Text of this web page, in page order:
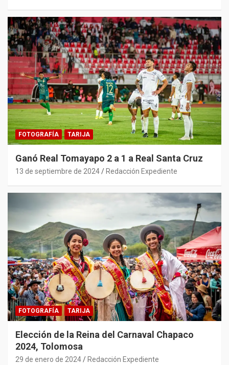
FOTOGRAFÍA TARIJA
Ganó Real Tomayapo 2 a 1 a Real Santa Cruz
13 de septiembre de 2024 Redacción Expediente
FOTOGRAFÍA TARIJA
Elección de la Reina del Carnaval Chapaco
2024, Tolomosa
29 de enero de 2024 Redacción Expediente